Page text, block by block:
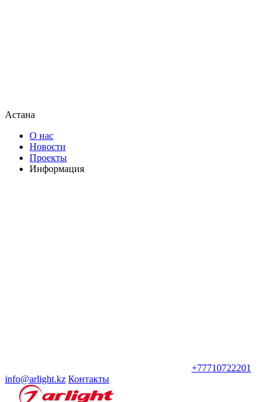
Астана
О нас
Новости
Проекты
Информация
+77710722201
info@arlight.kz Контакты